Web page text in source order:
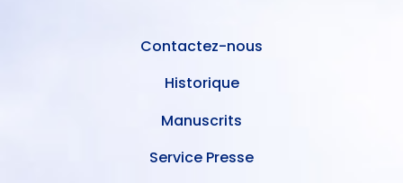
Contactez-nous
Historique
Manuscrits
Service Presse